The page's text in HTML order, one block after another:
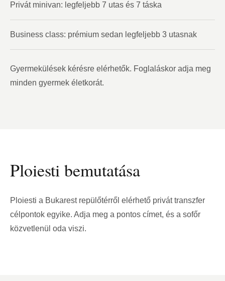
Privát minivan: legfeljebb 7 utas és 7 táska
Business class: prémium sedan legfeljebb 3 utasnak
Gyermekülések kérésre elérhetők. Foglaláskor adja meg
minden gyermek életkorát.
Ploiesti bemutatása
Ploiesti a Bukarest repülőtérről elérhető privát transzfer
célpontok egyike. Adja meg a pontos címet, és a sofőr
közvetlenül oda viszi.